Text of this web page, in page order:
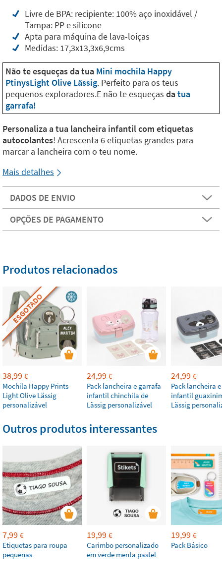
Livre de BPA: recipiente: 100% aço inoxidável /
Tampa: PP e silicone
Apta para máquina de lava-loiças
Medidas: 17,3x13,3x6,9cms
Não te esqueças da tua Mini mochila Happy
PtinysLight Olive Lässig. Perfeito para os teus
pequenos exploradores.E não te esqueças datua
garrafa!
Personaliza a tua lancheira infantil com etiquetas
autocolantes! Acrescenta 6 etiquetas grandes para
marcar a lancheira com o teu nome.
Mais detalhes
DADOS DE ENVIO
OPÇÕES DE PAGAMENTO
Produtos relacionados
ESGOTADO
38,99 €
Mochila Happy Prints
Light Olive Lässig
personalizável
24,99 €
Pack lancheira e garrafa
infantil chinchila de
Lässig personalizável
24,99 €
Pack lancheira
infantil
Lässig
Outros produtos interessantes
7,99 €
Etiquetas para roupa
pequenas
19,99 €
Carimbo personalizado
em verde menta pastel
19,99 €
Pack Básico